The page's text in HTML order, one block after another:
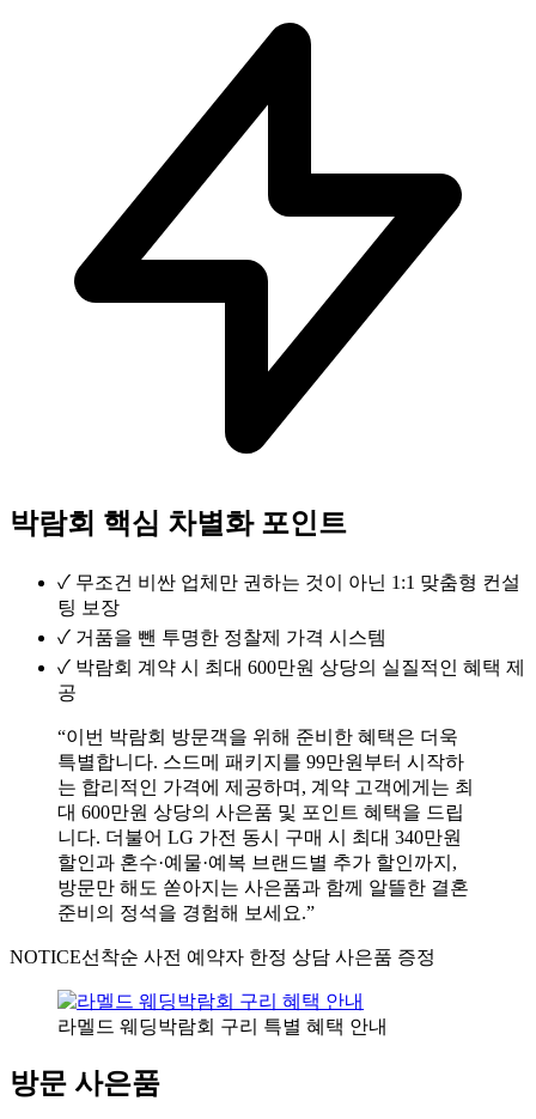
박람회 핵심 차별화 포인트
✓ 무조건 비싼 업체만 권하는 것이 아닌 1:1 맞춤형 컨설
팅 보장
✓ 거품을 뺀 투명한 정찰제 가격 시스템
✓ 박람회 계약 시 최대 600만원 상당의 실질적인 혜택 제
공
“이번 박람회 방문객을 위해 준비한 혜택은 더욱
특별합니다. 스드메 패키지를 99만원부터 시작하
는 합리적인 가격에 제공하며, 계약 고객에게는 최
대 600만원 상당의 사은품 및 포인트 혜택을 드립
니다. 더불어 LG 가전 동시 구매 시 최대 340만원
할인과 혼수·예물·예복 브랜드별 추가 할인까지,
방문만 해도 쏟아지는 사은품과 함께 알뜰한 결혼
준비의 정석을 경험해 보세요.”
NOTICE선착순 사전 예약자 한정 상담 사은품 증정
라멜드 웨딩박람회 구리 특별 혜택 안내
방문 사은품